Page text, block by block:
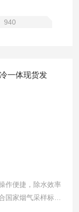
940
作便捷，除水效率
国家烟气采样标